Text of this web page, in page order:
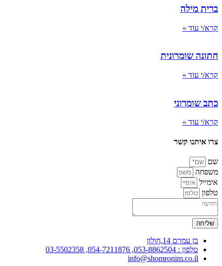
ברית מילה
קרא/י עוד »
חתונה שומרונית
קרא/י עוד »
כתב שומרוני
קרא/י עוד »
צרו איתנו קשר
שם
משפחה
אימייל
טלפון
שליחה
בן עמרם 14,חולון
טלפון : 053-8862504, 054-7211876, 03-5502358
info@shomronim.co.il